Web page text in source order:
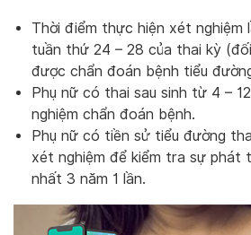
Thời điểm thực hiện xét nghiệm
tuần thứ 24 – 28 của thai kỳ
được chẩn đoán bệnh tiểu
Phụ nữ có thai sau sinh từ 4 –
nghiệm chẩn đoán bệnh.
Phụ nữ có tiền sử tiểu đường
xét nghiệm để kiểm tra sự phát
nhất 3 năm 1 lần.